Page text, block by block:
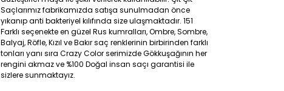
Saçlarımız fabrikamızda satışa sunulmadan önce
yıkanıp anti bakteriyel kılıfında size ulaşmaktadır. 151
Farklı seçenekte en güzel Rus kumralları, Ombre, Sombre,
Balyaj, Röfle, Kızıl ve Bakır saç renklerinin birbirinden farklı
tonları yanı sıra Crazy Color serimizde Gökkuşağının her
rengini akmaz ve %100 Doğal insan saçı garantisi ile
sizlere sunmaktayız.